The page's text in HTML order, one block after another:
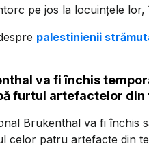
pe jos la locuințele
palestinienii
va fi închis
furtul artefactelor din
Brukenthal va fi închis
celor patru artefacte din